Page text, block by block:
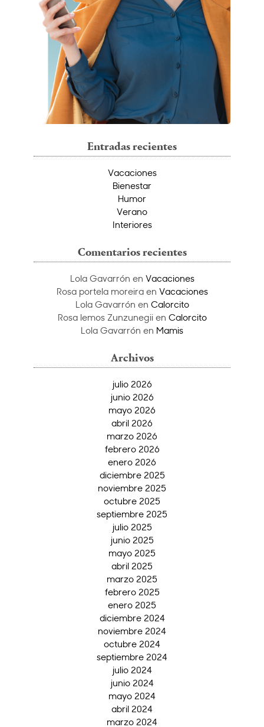
Entradas recientes
Vacaciones
Bienestar
Humor
Verano
Interiores
Comentarios recientes
Lola Gavarrón en Vacaciones
Rosa portela moreiraen Vacaciones
Lola Gavarrón en Calorcito
Rosa lemos Zunzunegiien Calorcito
Lola Gavarrón en Mamis
Archivos
julio 2026
junio 2026
mayo 2026
abril 2026
marzo 2026
febrero 2026
enero 2026
diciembre 2025
noviembre 2025
octubre 2025
septiembre 2025
julio 2025
junio 2025
mayo 2025
abril 2025
marzo 2025
febrero 2025
enero 2025
diciembre 2024
noviembre 2024
octubre 2024
septiembre 2024
julio 2024
junio 2024
mayo 2024
abril 2024
marzo 2024